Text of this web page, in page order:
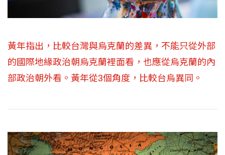
黃年指出，比較台灣與烏克蘭的差異，不能只從外部
的國際地緣政治朝烏克蘭裡面看，也應從烏克蘭的內
部政治朝外看。黃年從3個角度，比較台烏異同。